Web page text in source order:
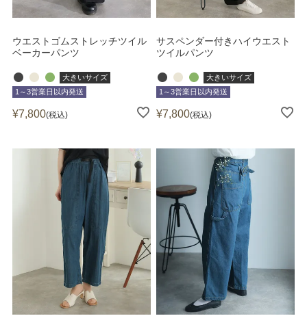
ウエストゴムストレッチツイル
ベーカーパンツ
大きいサイズ
1～3営業日以内発送
¥7,800 税込
サスペンダー付きハイウエスト
ツイルパンツ
大きいサイズ
1～3営業日以内発送
¥7,800 税込